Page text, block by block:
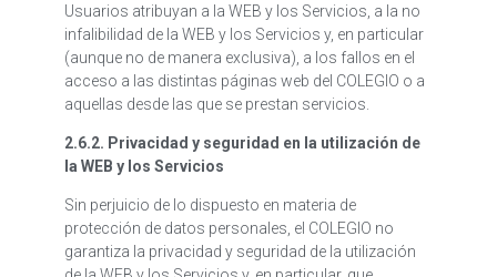
Usuarios atribuyan a la WEB y los Servicios, a la no
infalibilidad de la WEB y los Servicios y, en particular
(aunque no de manera exclusiva), a los fallos en el
acceso a las distintas páginas web del COLEGIO o a
aquellas desde las que se prestan servicios.
2.6.2. Privacidad y seguridad en la utilización de
la WEB y los Servicios
Sin perjuicio de lo dispuesto en materia de
protección de datos personales, el COLEGIO no
garantiza la privacidad y seguridad de la utilización